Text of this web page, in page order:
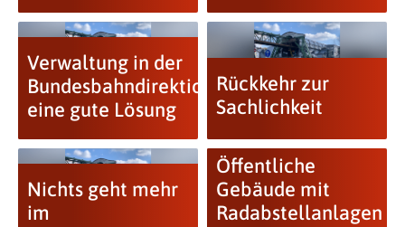
Verwaltung in der
Bundesbahndirektion
eine gute Lösung
Rückkehr zur
Sachlichkeit
Nichts geht mehr
im
Öffentliche
Gebäude mit
Radabstellanlagen